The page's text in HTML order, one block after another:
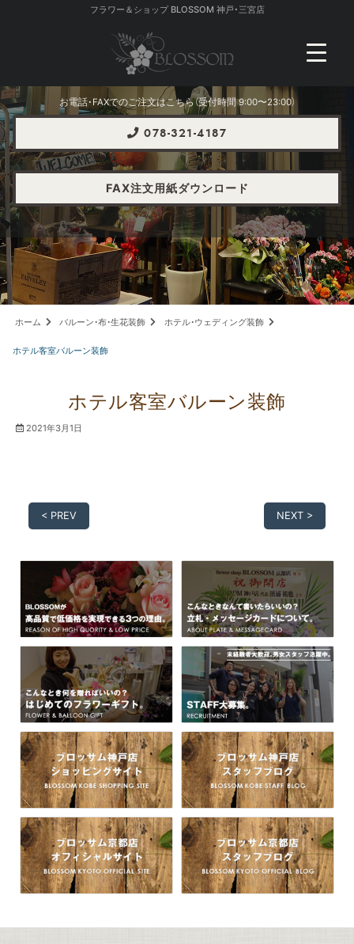
フラワー＆ショップ BLOSSOM 神戸・三宮店
お電話・FAXでのご注文はこちら（受付時間 9:00〜23:00）
078-321-4187
FAX注文用紙ダウンロード
ホーム バルーン・布・生花装飾 ホテル・ウェディング装飾
ホテル客室バルーン装飾
ホテル客室バルーン装飾
2021年3月1日
< PREV NEXT >